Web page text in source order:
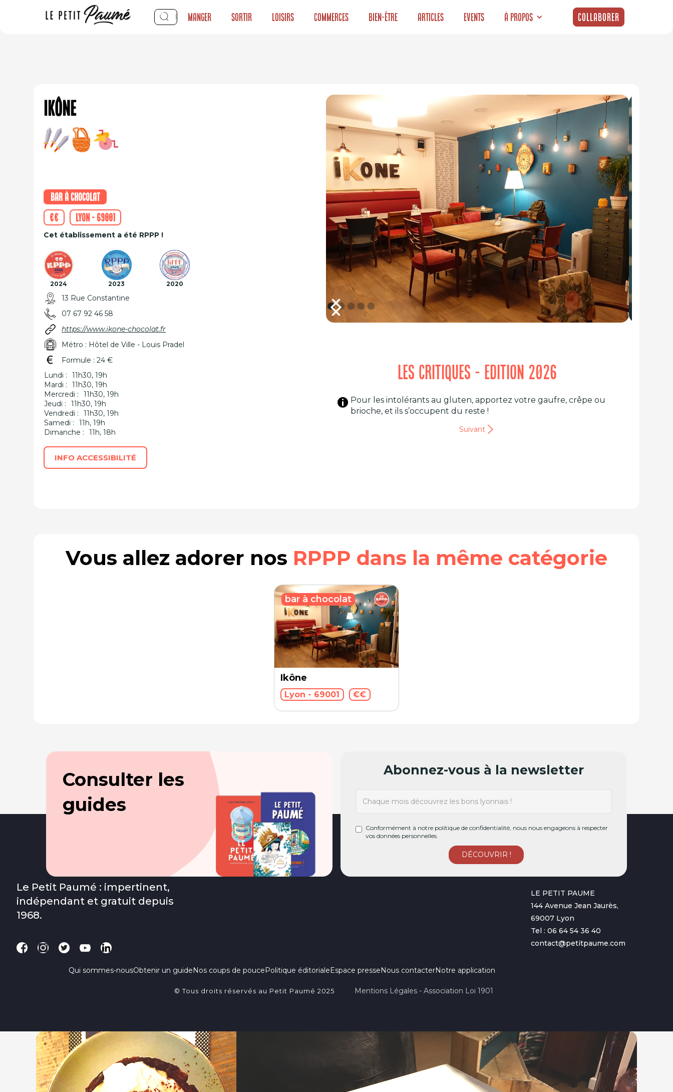
Manger Sortir Loisirs Commerces Bien-être Articles Events À propos Collaborer
Ikône
bar à chocolat
€€
Lyon - 69001
Cet établissement a été RPPP !
2024 2023 2020
13 Rue Constantine
07 67 92 46 58
https://www.ikone-chocolat.fr
Métro : Hôtel de Ville - Louis Pradel
Formule : 24 €
Lundi :
11h30, 19h
Mardi :
11h30, 19h
Mercredi :
11h30, 19h
Jeudi :
11h30, 19h
Vendredi :
11h30, 19h
Samedi :
11h, 19h
Dimanche :
11h, 18h
INFO ACCESSIBILITÉ
LES CRITIQUES - EDITION 2026
Pour les intolérants au gluten, apportez votre gaufre, crêpe ou
brioche, et ils s’occupent du reste !
Suivant
Vous allez adorer nos RPPP dans la même catégorie
Ikône
Lyon - 69001 €€
bar à chocolat
Consulter les
guides
Abonnez-vous à la newsletter
Conformément à notre politique de confidentialité, nous nous engageons à respecter
vos données personnelles.
Le Petit Paumé : impertinent,
indépendant et gratuit depuis
1968.
Qui sommes-nousObtenir un guide Nos coups de pouce Politique éditoriale Espace presse Nous contacterNotre application
LE PETIT PAUME
144 Avenue Jean Jaurès,
69007 Lyon
Tel : 06 64 54 36 40
contact@petitpaume.com
© Tous droits réservés au Petit Paumé 2025 Mentions Légales - Association Loi 1901